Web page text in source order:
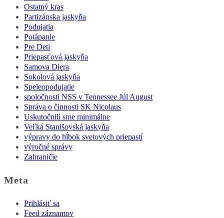
Ostatný kras
Partizánska jaskyňa
Podujatia
Potápanie
Pre Deti
Priepasťová jaskyňa
Samova Diera
Sokolová jaskyňa
Speleopodujatie
spoločnosti NSS v Tennessee Júl August
Správa o činnosti SK Nicolaus
Uskutočnili sme minimálne
Veľká Stanišovská jaskyňa
výpravy do hĺbok svetových priepastí
výročné správy
Zahraničie
Meta
Prihlásiť sa
Feed záznamov